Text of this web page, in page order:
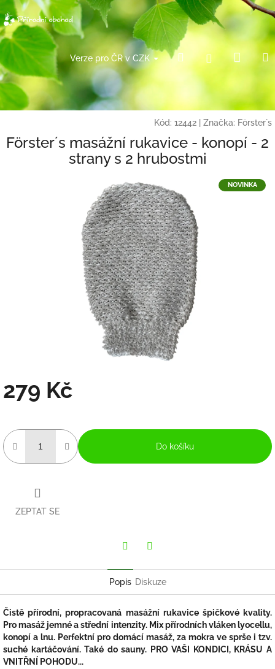
Přejít
na
obsah
Verze pro ČR v CZK Hledat Přihlášení
košík
Kód: 12442 Značka: Förster´s
Förster´s masážní rukavice - konopí - 2
strany s 2 hrubostmi
NOVINKA
279 Kč
Do košíku
ZEPTAT SE
Popis Diskuze
Čistě přírodní, propracovaná masážní rukavice špičkové kvality.
Pro masáž jemné a střední intenzity. Mix přírodních vláken lyocellu,
konopí a lnu. Perfektní pro domácí masáž, za mokra ve sprše i tzv.
suché kartáčování. Také do sauny. PRO VAŠI KONDICI, KRÁSU A
VNITŘNÍ POHODU...